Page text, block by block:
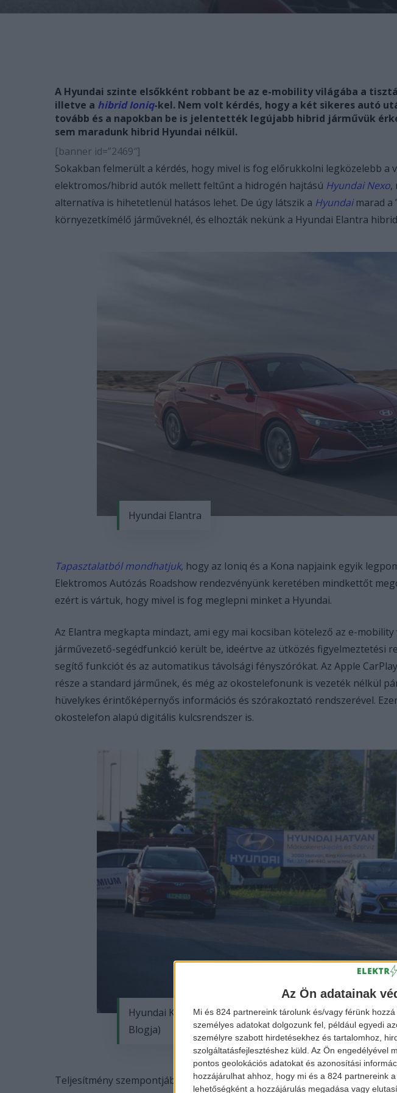
Az Ön adatainak
Mi és 824 partnereink tárolunk és/vagy férünk
személyes adatokat dolgozunk fel, például egyedi
személyre szabott hirdetésekhez és tartalomhoz,
szolgáltatásfejlesztéshez küld. Az Ön engedélyével
pontos geolokációs adatokat és azonosítási
hozzájárulhat ahhoz, hogy mi és a 824 partnereink
lehetőségként a hozzájárulás megadása vagy
A Hyundai szinte elsőkként robbant be az e-mobility világába a
illetve a hibrid Ioniq-kel. Nem volt kérdés, hogy a két sikeres autó
tovább és a napokban be is jelentették legújabb hibrid járművük
sem maradunk hibrid Hyundai nélkül.
[banner id=”2469″]
Sokakban felmerült a kérdés, hogy mivel is fog előrukkolni legközelebb a
elektromos/hibrid autók mellett feltűnt a hidrogén hajtású Hyundai Nexo,
alternatíva is hihetetlenül hatásos lehet. De úgy látszik a Hyundai marad a
környezetkímélő járműveknél, és elhozták nekünk a Hyundai Elantra
Hyundai Elantra
Tapasztalatból mondhatjuk, hogy az Ioniq és a Kona napjaink egyik
Elektromos Autózás Roadshow rendezvényünk keretében mindkettőt
ezért is vártuk, hogy mivel is fog meglepni minket a Hyundai.
Az Elantra megkapta mindazt, ami egy mai kocsiban kötelező az e-mobility
járművezető-segédfunkció került be, ideértve az ütközés figyelmeztetési
segítő funkciót és az automatikus távolsági fényszórókat. Az Apple
része a standard járműnek, és még az okostelefonunk is vezeték nélkül
hüvelykes érintőképernyős információs és szórakoztató rendszerével.
okostelefon alapú digitális kulcsrendszer is.
Hyundai Kona Electric vs. Hyundai i30 N Fastback (fotó:
Blogja)
Teljesítmény szempontjából a járműbe egy 43 lóerős elektromos motor